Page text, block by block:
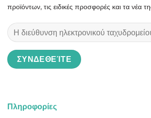
Πληροφορίες
προϊόντων, τις ειδικές προσφορές και τα νέα